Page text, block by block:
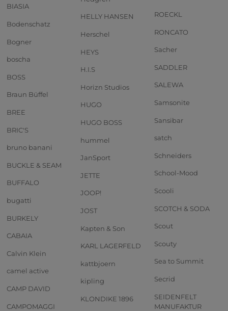
BIASIA
Bodenschatz
Bogner
boscha
BOSS
Braun Büffel
BREE
BRIC'S
bruno banani
BUCKLE & SEAM
BUFFALO
bugatti
BURKELY
CABAIA
Calvin Klein
camel active
CAMP DAVID
CAMPOMAGGI
HELLY HANSEN
Herschel
HEYS
H.I.S
Horizn Studios
HUGO
HUGO BOSS
hummel
JanSport
JETTE
JOOP!
JOST
Kapten & Son
KARL LAGERFELD
kattbjoern
kipling
KLONDIKE 1896
ROECKL
RONCATO
Sacher
SADDLER
SALEWA
Samsonite
Sansibar
satch
Schneiders
School-Mood
Scooli
SCOTCH & SODA
Scout
Scouty
Sea to Summit
Secrid
SEIDENFELT
MANUFAKTUR